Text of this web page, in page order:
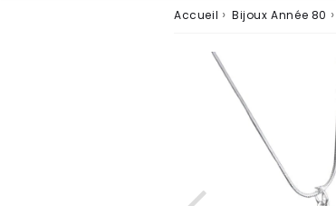
Accueil › Bijoux Année 80 ›